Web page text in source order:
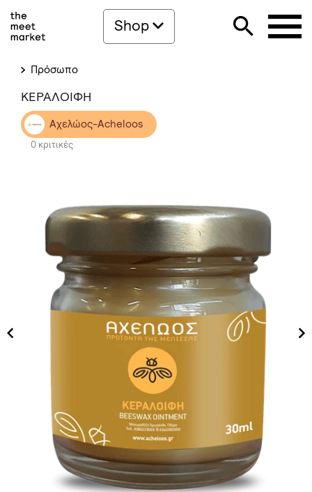
Shop
Πρόσωπο
ΚΕΡΑΛΟΙΦΗ
Αχελώος-Acheloos
0 κριτικές